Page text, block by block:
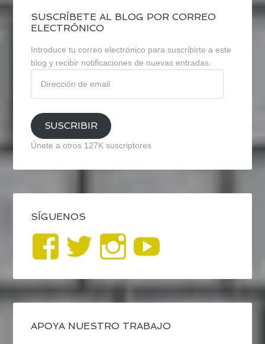
SUSCRÍBETE AL BLOG POR CORREO
ELECTRÓNICO
Introduce tu correo electrónico para suscribirte a este
blog y recibir notificaciones de nuevas entradas.
email
SUSCRIBIR
Únete a otros 127K suscriptores
SÍGUENOS
Ver
perfil
de
blogrecursosep
Ver
perfil
de
recursosep
Ver
perfil
de
recursosep
APOYA NUESTRO TRABAJO